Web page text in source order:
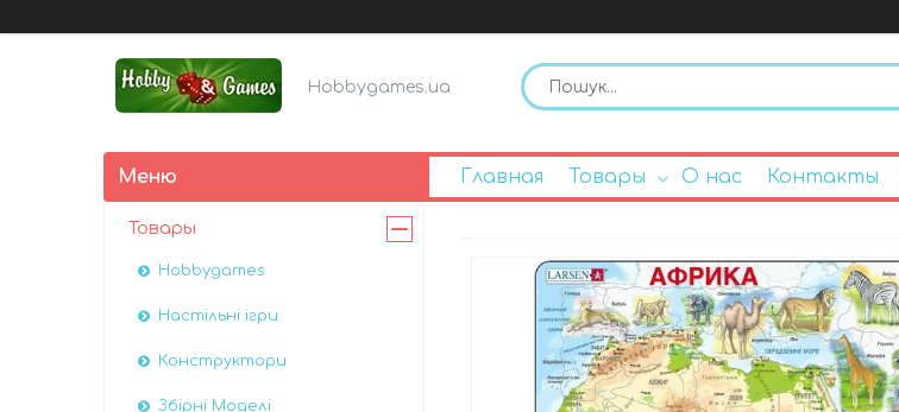
Hobbygames.ua
Главная Товары О нас Контакты
Товары
Hobbygames
Настільні ігри
Конструктори
Збірні Моделі